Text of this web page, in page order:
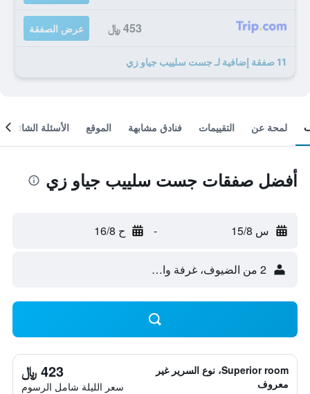
453 ﷼ عرض الصفقة
11 صفقة إضافية لـ جست سلييب جياو زي
لمحة عن التقييمات فنادق مشابهة الموقع الأسئلة الشائعة
أفضل صفقات جست سلييب جياو زي
س 15/8 - ح 16/8
2 من الضيوف، غرفة واحدة
Superior room، نوع السرير غير
معروف
423 ﷼
سعر الليلة شامل الرسوم